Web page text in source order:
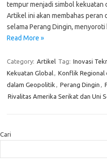
tempur menjadi simbol kekuatan
Artikel ini akan membahas peran
selama Perang Dingin,
Read More »
Category: Artikel Tag: Inovasi
Kekuatan Global, Konflik Regional
dalam Geopolitik , Perang Dingin ,
Rivalitas Amerika Serikat dan Uni
Cari